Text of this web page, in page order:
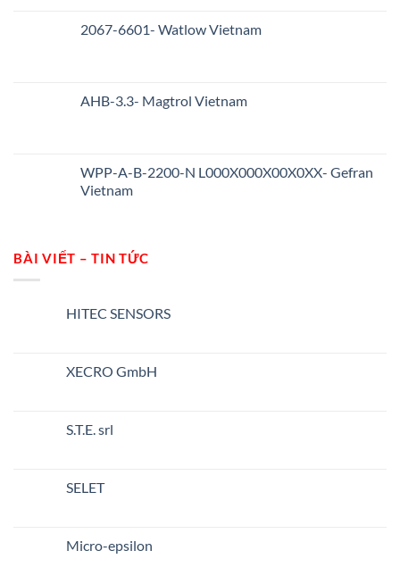
2067-6601- Watlow Vietnam
AHB-3.3- Magtrol Vietnam
WPP-A-B-2200-N L000X000X00X0XX- Gefran
Vietnam
BÀI VIẾT – TIN TỨC
HITEC SENSORS
luận
ở
XECRO GmbH
luận
ở
S.T.E. srl
luận
ở
SELET
luận
ởMicro-epsilon